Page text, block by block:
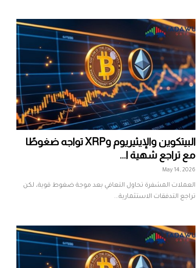
البيتكوين والإيثيريوم وXRP تواجه ضغوطًا
مع تراجع شهية ا...
May 14, 2026
العملات المشفرة تحاول التعافي بعد موجة ضغوط قوية، لكن
تراجع التدفقات الاستثمارية...